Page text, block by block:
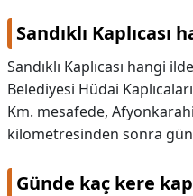
Sandıklı Kaplıcası
Sandıklı Kaplıcası hangi
Belediyesi Hüdai
Km. mesafede,
kilometresinden sonra
Günde kaç kere